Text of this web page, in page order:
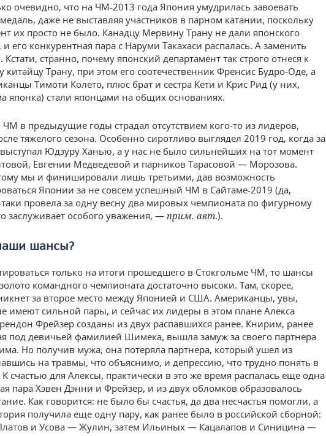
очевидно, что на ЧМ-2013 года Япония умудрилась завоевать
даже не выставляя участников в парном катании, поскольку
их просто не было. Канадцу Мервину Трану не дали японского
и его конкурентная пара с Наруми Такахаси распалась. А заменить
странно, почему японский департамент так строго отнеся к
китайцу Трану, при этом его соотечественник Френсис Будро-Оде, а
Тимоти Колето, плюс брат и сестра Кети и Крис Рид (у них,
японка) стали японцами на общих основаниях.
в предыдущие годы страдал отсутствием кого-то из лидеров,
тяжелого сезона. Особенно сиротливо выглядел 2019 год, когда за
Юдзуру Ханью, а у нас не было сильнейших на тот момент
Евгении Медведевой и парников Тарасовой — Морозова.
мы и финишировали лишь третьими, дав возможность
Японии за не совсем успешный ЧМ в Сайтаме-2019 (да,
провела за одну весну два мировых чемпионата по фигурному
заслуживает особого уважения, — прим. авт.).
шансы?
только на итоги прошедшего в Стокгольме ЧМ, то шансы
командного чемпионата достаточно высоки. Там, скорее,
за второе место между Японией и США. Американцы, увы,
имеют сильной пары, и сейчас их лидеры в этом плане Алекса
Фрейзер созданы из двух распавшихся ранее. Книрим, ранее
под девичьей фамилией Шимека, вышла замуж за своего партнера
Но получив мужа, она потеряла партнера, который ушел из
на травмы, что объяснимо, и депрессию, что трудно понять в
К счастью для Алексы, практически в это же время распалась еще одна
пара Хэвен Дэнни и Фрейзер, и из двух обломков образовалось
Как говорится: не было бы счастья, да два несчастья помогли, а
получила еще одну пару, как ранее было в российской сборной:
и Усова — Жулин, затем Ильиных — Кацалапов и Синицина —